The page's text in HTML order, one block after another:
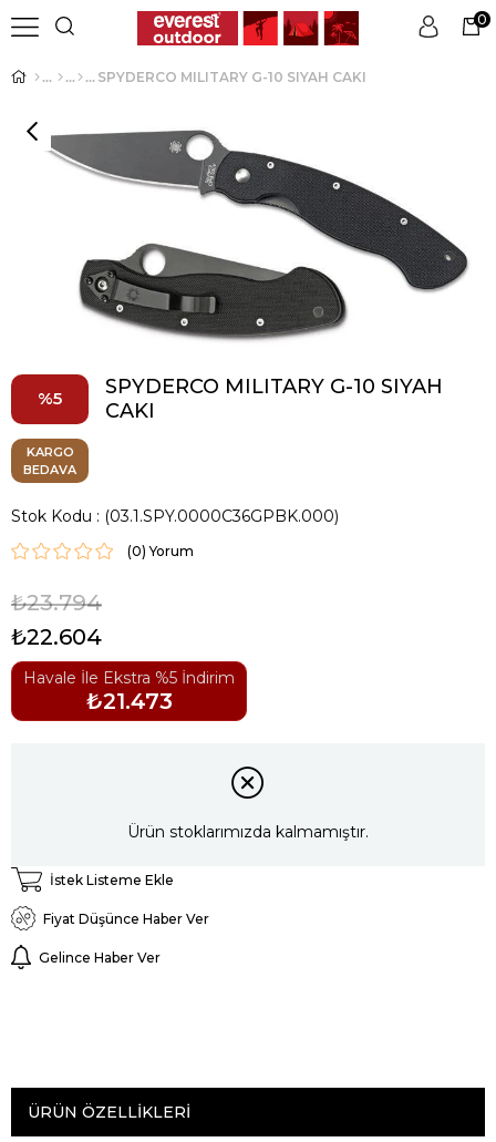
Üye Girişi Üye Ol
0
SPYDERCO MILITARY G-10 SIYAH CAKI
5
SPYDERCO MILITARY G-10 SIYAH
CAKI
KARGO
BEDAVA
Stok Kodu (03.1.SPY.0000C36GPBK.000)
(0)
₺23.794
₺22.604
Havale İle Ekstra %5 İndirim
₺21.473
Ürün stoklarımızda kalmamıştır.
İstek Listeme Ekle
Fiyat Düşünce Haber Ver
Gelince Haber Ver
ÜRÜN ÖZELLIKLERI